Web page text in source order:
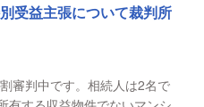
受益主張について裁判所
審判中です。相続人は2名で